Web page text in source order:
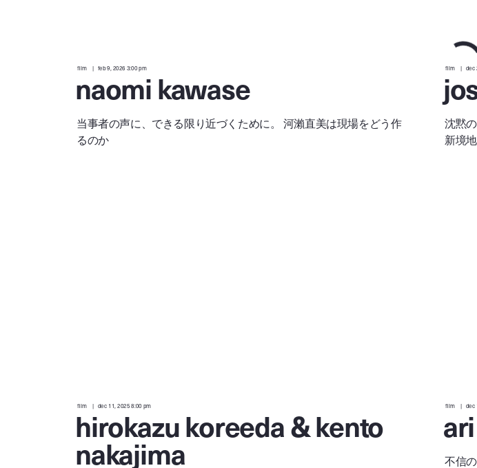
film feb 9, 2026 3:00 pm
naomi kawase
当事者の声に、できる限り近づくために。 河瀨直美は現場をどう作
るのか
film dec
沈黙
新境地
film dec 11, 2025 8:00 pm
hirokazu koreeda & kento
nakajima
film dec
不信